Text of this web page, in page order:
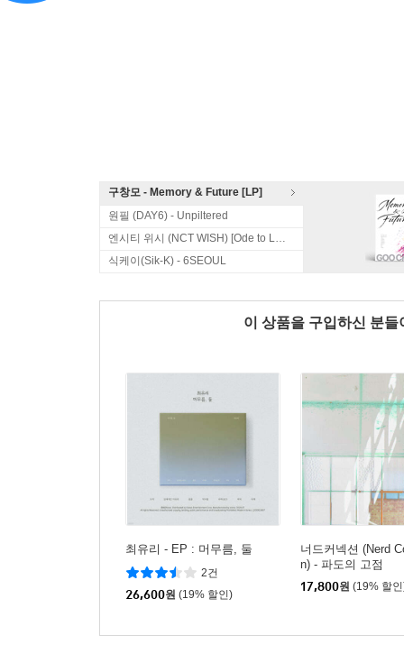
구창모 - Memory & Future [LP]
원필 (DAY6) - Unpiltered
엔시티 위시 (NCT WISH) [Ode to Love]
식케이(Sik-K) - 6SEOUL
이 상품을 구입하신 분
최유리 - EP : 머무름, 둘
2건
26,600원 (19% 할인)
너드커넥션 (Nerd
n) - 파도의 고점
17,800원 (19% 할